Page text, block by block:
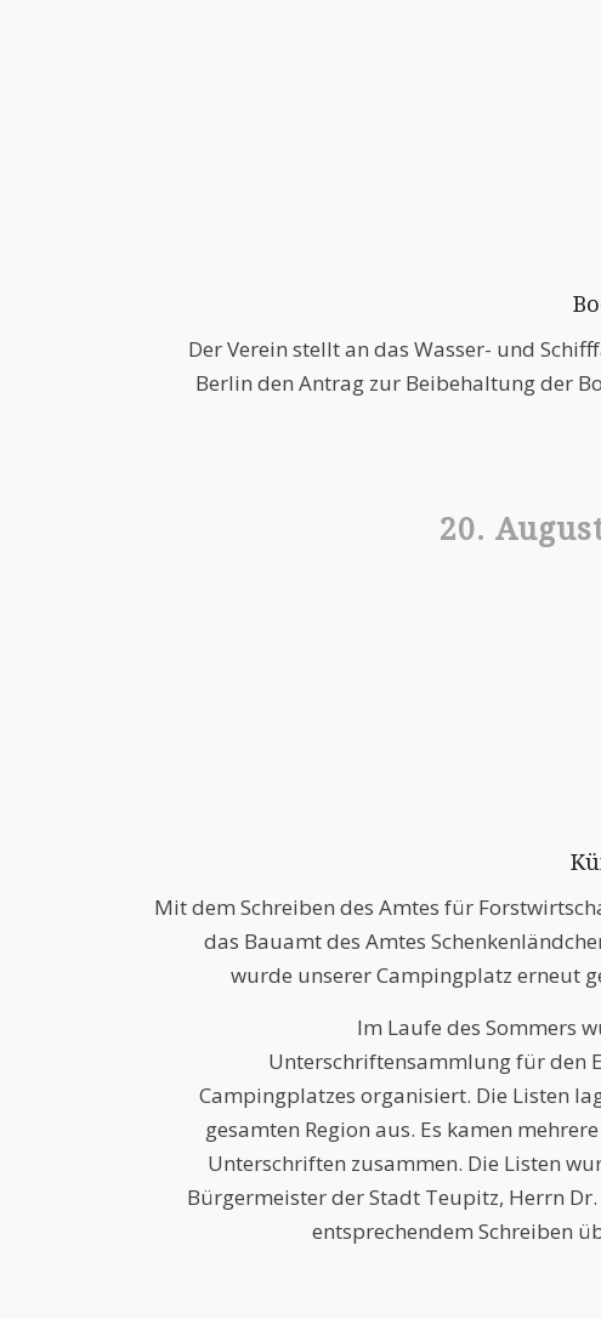
Der Verein stellt an das Wasser- und
Berlin den Antrag zur Beibehaltung der
20.
Mit dem Schreiben des Amtes für
das Bauamt des Amtes
wurde unserer Campingplatz erneut
Im Laufe des Sommers
Unterschriftensammlung für den
Campingplatzes organisiert. Die Listen
gesamten Region aus. Es kamen
Unterschriften zusammen. Die Listen
Bürgermeister der Stadt Teupitz, Herrn
entsprechendem Schreiben